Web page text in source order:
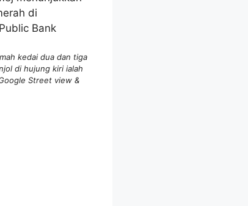
kedai dua dan tiga
di hujung kiri ialah
Street view &